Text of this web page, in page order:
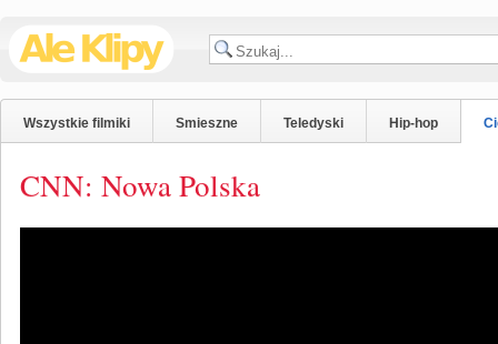
Wszystkie filmiki Smieszne Teledyski Hip-hop
CNN: Nowa Polska